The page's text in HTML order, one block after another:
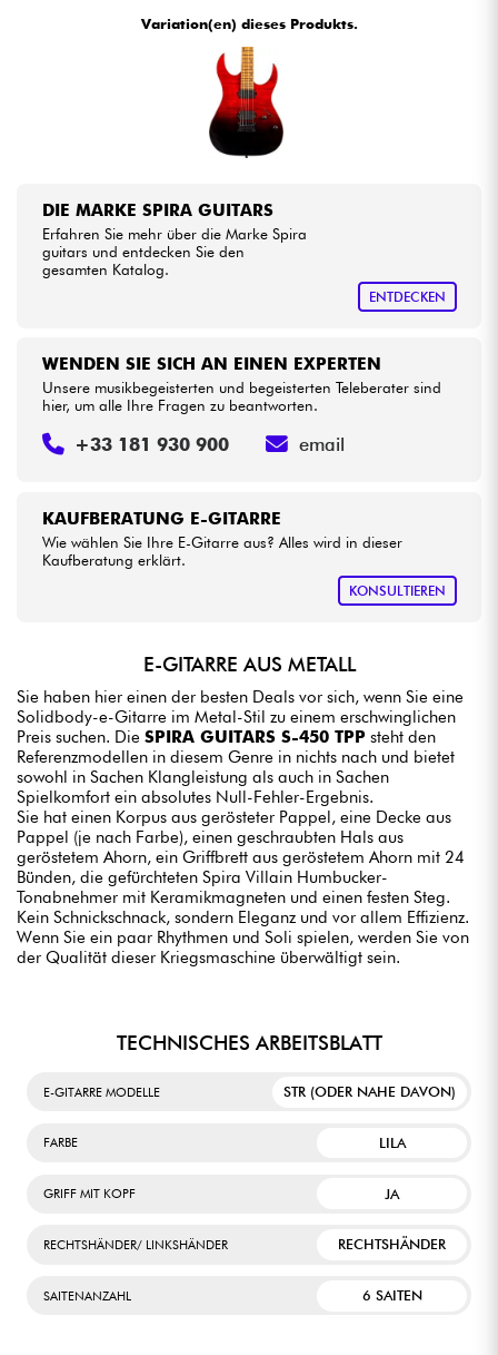
Sehen Sie sich unsere Marken an
Variation(en) dieses Produkts.
DIE MARKE SPIRA GUITARS
Erfahren Sie mehr über die Marke Spira
guitars und entdecken Sie den
gesamten Katalog.
ENTDECKEN
KAUFBERATUNG E-GITARRE
Wie wählen Sie Ihre E-Gitarre aus? Alles wird in dieser
Kaufberatung erklärt.
KONSULTIEREN
WENDEN SIE SICH AN EINEN EXPERTEN
Unsere musikbegeisterten und begeisterten Teleberater sind
hier, um alle Ihre Fragen zu beantworten.
+33 181 930 900 email
E-GITARRE AUS METALL
Sie haben hier einen der besten Deals vor sich, wenn Sie eine
Solidbody-e-Gitarre im Metal-Stil zu einem erschwinglichen
Preis suchen. Die SPIRA GUITARS S-450 TPP steht den
Referenzmodellen in diesem Genre in nichts nach und bietet
sowohl in Sachen Klangleistung als auch in Sachen
Spielkomfort ein absolutes Null-Fehler-Ergebnis.
Sie hat einen Korpus aus gerösteter Pappel, eine Decke aus
Pappel (je nach Farbe), einen geschraubten Hals aus
geröstetem Ahorn, ein Griffbrett aus geröstetem Ahorn mit 24
Bünden, die gefürchteten Spira Villain Humbucker-
Tonabnehmer mit Keramikmagneten und einen festen Steg.
Kein Schnickschnack, sondern Eleganz und vor allem Effizienz.
Wenn Sie ein paar Rhythmen und Soli spielen, werden Sie von
der Qualität dieser Kriegsmaschine überwältigt sein.
TECHNISCHES ARBEITSBLATT
E-GITARRE MODELLE STR (ODER NAHE DAVON)
FARBE LILA
GRIFF MIT KOPF JA
RECHTSHÄNDER/ LINKSHÄNDER RECHTSHÄNDER
SAITENANZAHL 6 SAITEN